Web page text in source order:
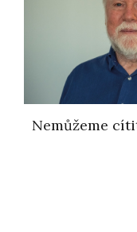
Nemůžeme